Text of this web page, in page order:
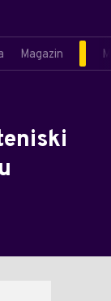
Magazin